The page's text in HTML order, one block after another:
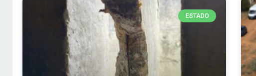
ESTADO